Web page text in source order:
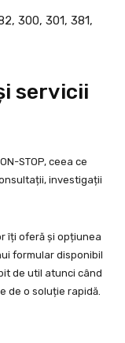
300, 301, 381,
servicii
STOP, ceea ce
investigații
îți oferă și opțiunea
formular disponibil
de util atunci când
de o soluție rapidă.